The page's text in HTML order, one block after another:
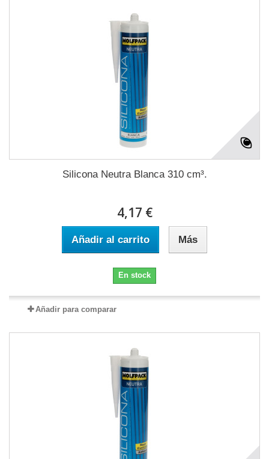
Silicona Neutra Blanca 310 cm³.
4,17 €
Añadir al carrito Más
En stock
Añadir para comparar